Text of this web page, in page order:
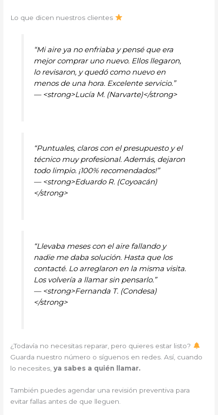
Lo que dicen nuestros clientes
“Mi aire ya no enfriaba y pensé que era
mejor comprar uno nuevo. Ellos llegaron,
lo revisaron, y quedó como nuevo en
menos de una hora. Excelente servicio.”
— <strong>Lucía M. (Narvarte)</strong>
“Puntuales, claros con el presupuesto y el
técnico muy profesional. Además, dejaron
todo limpio. ¡100% recomendados!”
— <strong>Eduardo R. (Coyoacán)
</strong>
“Llevaba meses con el aire fallando y
nadie me daba solución. Hasta que los
contacté. Lo arreglaron en la misma visita.
Los volvería a llamar sin pensarlo.”
— <strong>Fernanda T. (Condesa)
</strong>
¿Todavía no necesitas reparar, pero quieres estar listo?
Guarda nuestro número o síguenos en redes. Así, cuando
lo necesites,ya sabes a quién llamar.
También puedes agendar una revisión preventiva para
evitar fallas antes de que lleguen.